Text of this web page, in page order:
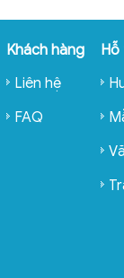
Khách hàng
Liên hệ
FAQ